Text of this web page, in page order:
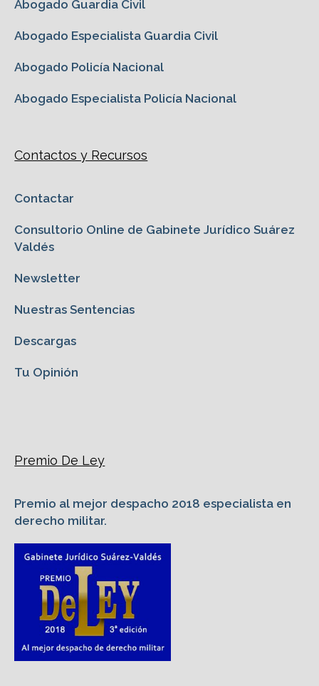
Abogado Guardia Civil
Abogado Especialista Guardia Civil
Abogado Policía Nacional
Abogado Especialista Policía Nacional
Contactos y Recursos
Contactar
Consultorio Online de Gabinete Jurídico Suárez
Valdés
Newsletter
Nuestras Sentencias
Descargas
Tu Opinión
Premio De Ley
Premio al mejor despacho 2018 especialista en
derecho militar.